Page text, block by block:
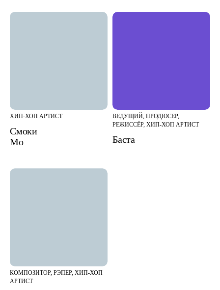
ХИП-ХОП АРТИСТ
Смоки
Мо
ВЕДУЩИЙ, ПРОДЮСЕР,
РЕЖИССЁР, ХИП-ХОП АРТИСТ
Баста
КОМПОЗИТОР, РЭПЕР, ХИП-ХОП
АРТИСТ